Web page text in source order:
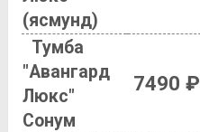
(ясмунд)
Тумба
"Авангард
Люкс"
Сонум
7490 ₽